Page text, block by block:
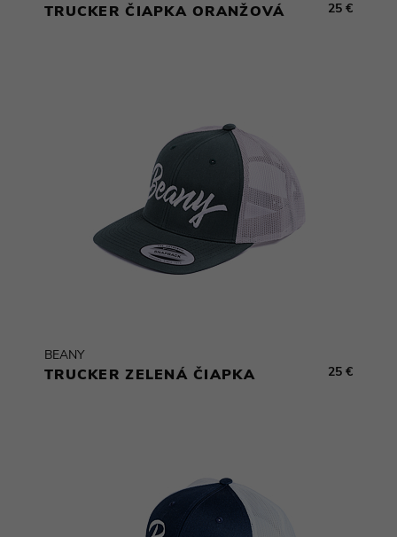
TRUCKER ČIAPKA ORANŽOVÁ 25 €
BEANY
TRUCKER ZELENÁ ČIAPKA 25 €